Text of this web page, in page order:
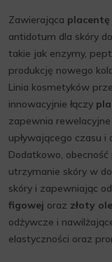
Zawierająca
antidotum dla skóry
takie jak enzymy,
produkcję nowego
Linia kosmetyków
innowacyjnie łączy
zapewnia
upływającego czasu i
Dodatkowo,
utrzymanie skóry w
skóry i zapewniając
figowej oraz złoty
odżywcze i
elastyczności oraz